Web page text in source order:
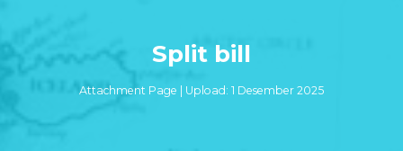
Split bill
Attachment Page | Upload: 1 Desember 2025